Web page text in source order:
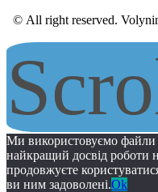
© All right reserved.
Ми використовуємо файли
найкращий досвід роботи
продовжуєте
ви ним задоволені.Ok